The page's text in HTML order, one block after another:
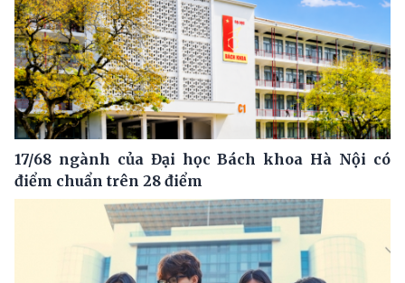
17/68 ngành của Đại học Bách khoa Hà Nội có
điểm chuẩn trên 28 điểm